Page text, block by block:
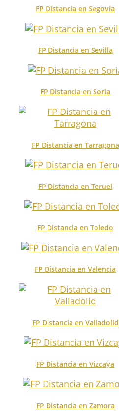
FP Distancia en Segovia
FP Distancia en Sevilla
FP Distancia en Soria
FP Distancia en Tarragona
FP Distancia en Teruel
FP Distancia en Toledo
FP Distancia en Valencia
FP Distancia en Valladolid
FP Distancia en Vizcaya
FP Distancia en Zamora